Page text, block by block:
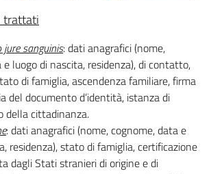
trattati
jure sanguinis: dati anagrafici (nome,
luogo di nascita, residenza), di contatto,
di famiglia, ascendenza familiare, firma
del documento d’identità, istanza di
della cittadinanza.
: dati anagrafici (nome, cognome, data e
residenza), stato di famiglia, certificazione
dagli Stati stranieri di origine e di